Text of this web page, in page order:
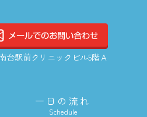
台駅前クリニックビル5階Ａ
一日の流れ
Schedule